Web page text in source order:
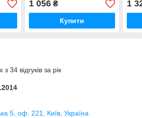
1 056₴
Купити
1
34 відгуків за рік
5, оф. 221, Київ, Україна